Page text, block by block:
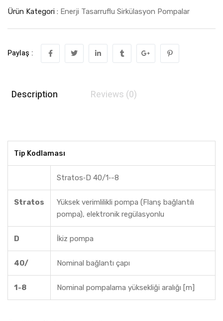
Ürün Kategori : Enerji Tasarruflu Sirkülasyon Pompalar
Paylaş :
Description Reviews (0)
Tip Kodlaması
Stratos‐D 40/1‐-8
Stratos
Yüksek verimlilikli pompa (Flanş bağlantılı
pompa), elektronik regülasyonlu
D İkiz pompa
40/ Nominal bağlantı çapı
1-8 Nominal pompalama yüksekliği aralığı [m]